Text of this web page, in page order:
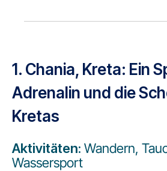
1. Chania, Kreta: Ein
Adrenalin und die
Kretas
Aktivitäten: Wandern,
Wassersport